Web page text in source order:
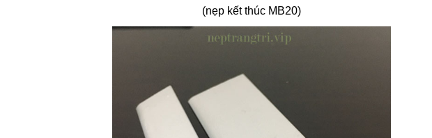
(nẹp kết thúc MB20)